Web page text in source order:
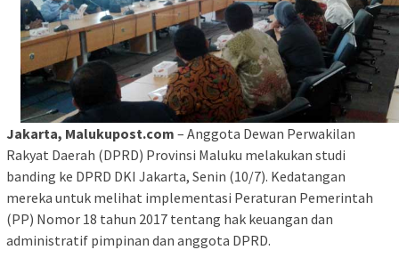
Jakarta, Malukupost.com – Anggota Dewan Perwakilan
Rakyat Daerah (DPRD) Provinsi Maluku melakukan studi
banding ke DPRD DKI Jakarta, Senin (10/7). Kedatangan
mereka untuk melihat implementasi Peraturan Pemerintah
(PP) Nomor 18 tahun 2017 tentang hak keuangan dan
administratif pimpinan dan anggota DPRD.